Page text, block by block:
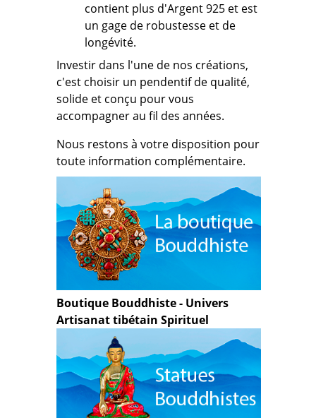
contient plus d'Argent 925 et est
un gage de robustesse et de
longévité.
Investir dans l'une de nos créations,
c'est choisir un pendentif de qualité,
solide et conçu pour vous
accompagner au fil des années.
Nous restons à votre disposition pour
toute information complémentaire.
Boutique Bouddhiste - Univers
Artisanat tibétain Spirituel